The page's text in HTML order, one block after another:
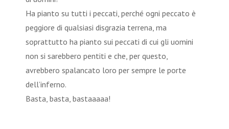
Ha pianto su tutti i peccati, perché ogni peccato è
peggiore di qualsiasi disgrazia terrena, ma
soprattutto ha pianto sui peccati di cui gli uomini
non si sarebbero pentiti e che, per questo,
avrebbero spalancato loro per sempre le porte
dell’inferno.
Basta, basta, bastaaaaa!